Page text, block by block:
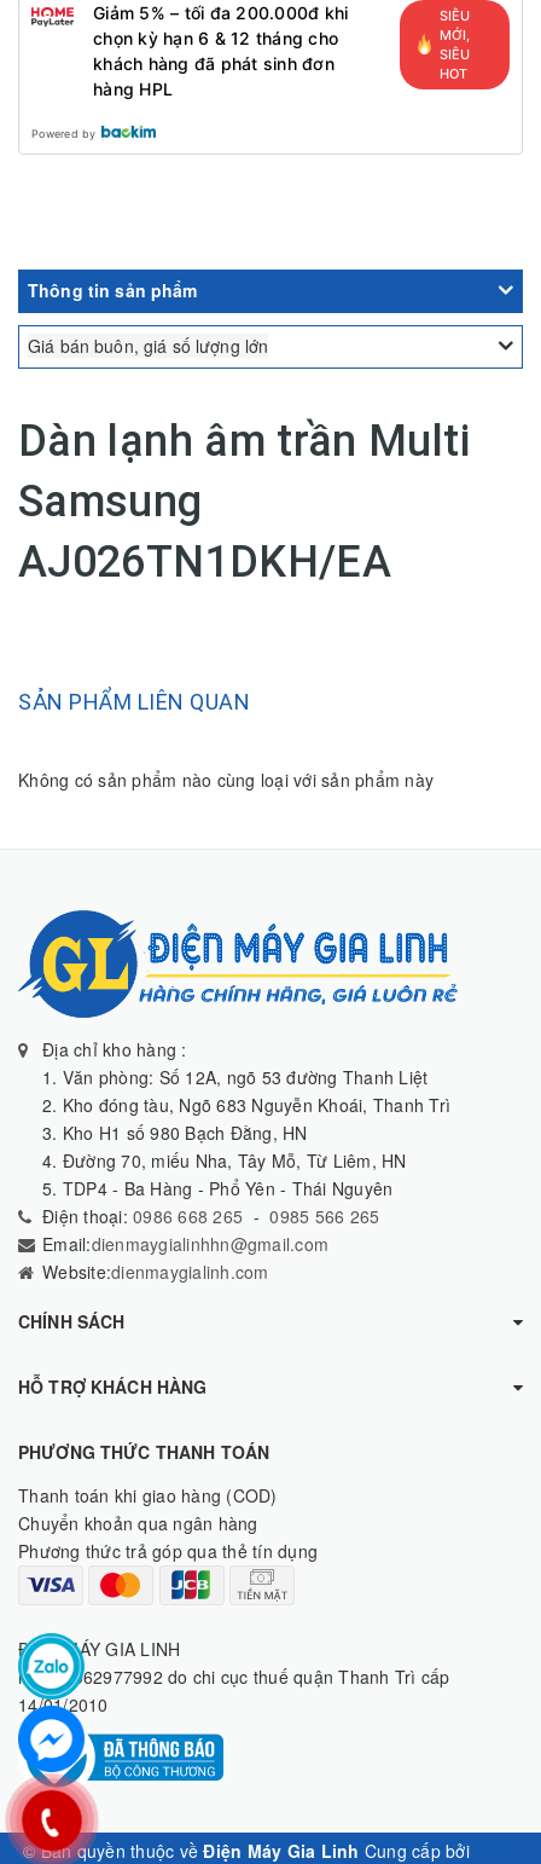
Giảm 5% – tối đa 200.000đ khi
chọn kỳ hạn 6 & 12 tháng cho
khách hàng đã phát sinh đơn
hàng HPL
SIÊU
MỚI,
SIÊU
HOT
Powered by
Thông tin sản phẩm
Giá bán buôn, giá số lượng lớn
Dàn lạnh âm trần Multi
Samsung
AJ026TN1DKH/EA
SẢN PHẨM LIÊN QUAN
Không có sản phẩm nào cùng loại với sản phẩm này
Địa chỉ kho hàng :
1. Văn phòng: Số 12A, ngõ 53 đường Thanh Liệt
2. Kho đóng tàu, Ngõ 683 Nguyễn Khoái, Thanh Trì
3. Kho H1 số 980 Bạch Đằng, HN
4. Đường 70, miếu Nha, Tây Mỗ, Từ Liêm, HN
5. TDP4 - Ba Hàng - Phổ Yên - Thái Nguyên
Điện thoại: 0986 668 265 -0985 566 265
Email:dienmaygialinhhn@gmail.com
Website:dienmaygialinh.com
CHÍNH SÁCH
HỖ TRỢ KHÁCH HÀNG
PHƯƠNG THỨC THANH TOÁN
Thanh toán khi giao hàng (COD)
Chuyển khoản qua ngân hàng
Phương thức trả góp qua thẻ tín dụng
ĐIỆN MÁY GIA LINH
MST: 8062977992 do chi cục thuế quận Thanh Trì cấp
14/01/2010
© Bản quyền thuộc vềĐiện Máy Gia Linh Cung cấp bởi